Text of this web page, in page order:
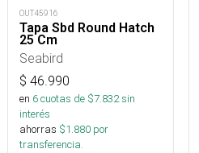
OUT45916
Tapa Sbd Round Hatch
25 Cm
Seabird
$ 46.990
en 6cuotas de $7.832sin
interés
ahorras $1.880 por
transferencia.